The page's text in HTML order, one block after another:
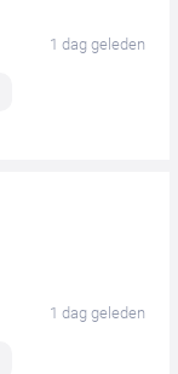
1 dag geleden
1 dag geleden